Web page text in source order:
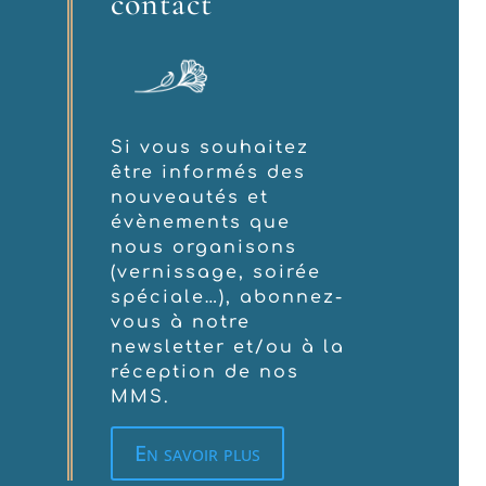
Si vous souhaitez
être informés des
nouveautés et
évènements que
nous organisons
(vernissage, soirée
spéciale…), abonnez-
vous à notre
newsletter et/ou à la
réception de nos
MMS.
En savoir plus